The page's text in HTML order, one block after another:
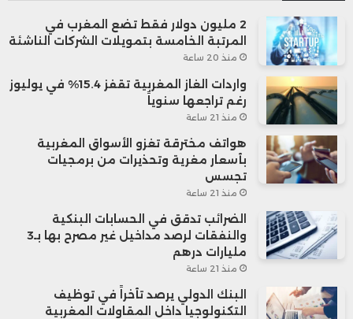
2 مليون دولار فقط تضع المغرب في
المرتبة الخامسة بتمويلات الشركات الناشئة
منذ 20 ساعة
واردات الغاز المغربية تقفز 15.4% في يوليوز
رغم تراجعها سنوياً
منذ 21 ساعة
هواتف مخترقة تغزو الأسواق المغربية
بأسعار مغرية وتحذيرات من برمجيات
تجسس
منذ 21 ساعة
الضرائب تدقق في الحسابات البنكية
والنفقات لرصد مداخيل غير مصرح بها بـ3
مليارات درهم
منذ 21 ساعة
البنك الدولي يرصد تأخراً في توظيف
التكنولوجيا داخل المقاولات المغربية